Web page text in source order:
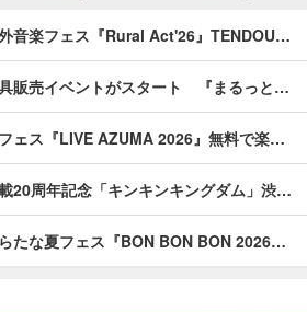
音楽フェス『Rural Act'26』TENDOU…
販売イベントがスタート 『まるっと…
ェス『LIVE AZUMA 2026』無料で楽…
20周年記念「キンキンキングダム」渋…
たな夏フェス『BON BON BON 2026…